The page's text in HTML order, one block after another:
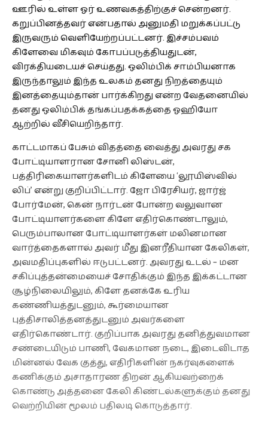
ஊரில் உள்ள ஓர் உணவகத்திற்குச் சென்றனர்.
கறுப்பினத்தவர் என்பதால் அனுமதி மறுக்கப்பட்டு
இருவரும் வெளியேற்றப்பட்டனர். இச்சம்பவம்
கிளேவை மிகவும் கோபப்படுத்தியதுடன்,
விரக்தியடையச் செய்தது. ஒலிம்பிக் சாம்பியனாக
இருந்தாலும் இந்த உலகம் தனது நிறத்தையும்
இனத்தையும்தான் பார்க்கிறது என்ற வேதனையில்
தனது ஒலிம்பிக் தங்கப்பதக்கத்தை ஓஹியோ
ஆற்றில் வீசியெறிந்தார்.
காட்டமாகப் பேசும் விதத்தை வைத்து அவரது சக
போட்டியாளரான சோனி லிஸ்டன்,
பத்திரிகையாளர்களிடம் கிளேயை ‘லூயிஸ்வில்
லிப்’ என்று குறிப்பிட்டார். ஜோ பிரேசியர், ஜார்ஜ்
போர்மேன், கென் நார்டன் போன்ற வலுவான
போட்டியாளர்களை கிளே எதிர்கொண்டாலும்,
பெரும்பாலான போட்டியாளர்கள் மலினமான
வார்த்தைகளால் அவர் மீது இனரீதியான கேலிகள்,
அவமதிப்புகளில் ஈடுபட்டனர். அவரது உடல் – மன
சகிப்புத்தன்மையைச் சோதிக்கும் இந்த இக்கட்டான
சூழ்நிலையிலும், கிளே தனக்கே உரிய
கண்ணியத்துடனும், கூர்மையான
புத்திசாலித்தனத்துடனும் அவர்களை
எதிர்கொண்டார். குறிப்பாக அவரது தனித்துவமான
சண்டையிடும் பாணி, வேகமான நடை, இடைவிடாத
மின்னல் வேக குத்து, எதிரிகளின் நகர்வுகளைக்
கணிக்கும் அசாதாரண திறன் ஆகியவற்றைக்
கொண்டு அத்தனை கேலி கிண்டல்களுக்கும் தனது
வெற்றியின் மூலம் பதிலடி கொடுத்தார்.